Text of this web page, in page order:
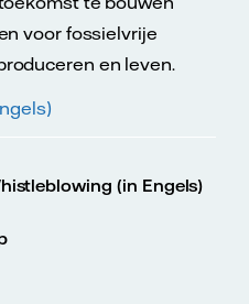
voor fossielvrije
en leven.
(in Engels)